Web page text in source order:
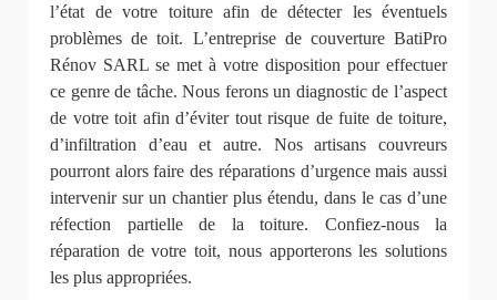
l’état de votre toiture afin de détecter les éventuels
problèmes de toit. L’entreprise de couverture BatiPro
Rénov SARL se met à votre disposition pour effectuer
ce genre de tâche. Nous ferons un diagnostic de l’aspect
de votre toit afin d’éviter tout risque de fuite de toiture,
d’infiltration d’eau et autre. Nos artisans couvreurs
pourront alors faire des réparations d’urgence mais aussi
intervenir sur un chantier plus étendu, dans le cas d’une
réfection partielle de la toiture. Confiez-nous la
réparation de votre toit, nous apporterons les solutions
les plus appropriées.